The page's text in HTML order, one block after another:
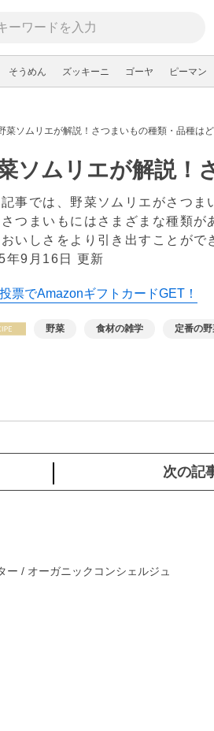
そうめん ズッキーニ ゴーヤ ピーマン
菜ソムリエが解説！さつまいもの種類・品種は
ソムリエが解説！
記事では、野菜ソムリエがさつ
つまいもにはさまざまな種類
いしさをより引き出すことがで
年9月16日 更新
票でAmazonギフトカードGET！
野菜 食材の雑学 定番の
次の記
ー / オーガニックコンシェルジュ